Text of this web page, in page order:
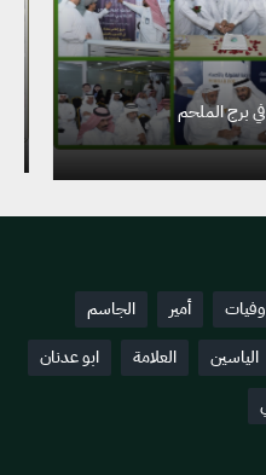
في برج الملحم
وفيات أمير
الجاسم
الياسين العلامة
ابو عدنان